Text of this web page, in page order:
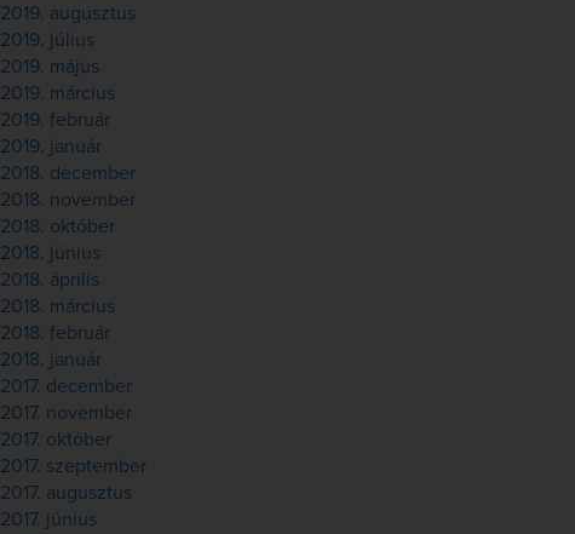
2019. augusztus
2019. július
2019. május
2019. március
2019. február
2019. január
2018. december
2018. november
2018. október
2018. június
2018. április
2018. március
2018. február
2018. január
2017. december
2017. november
2017. október
2017. szeptember
2017. augusztus
2017. június